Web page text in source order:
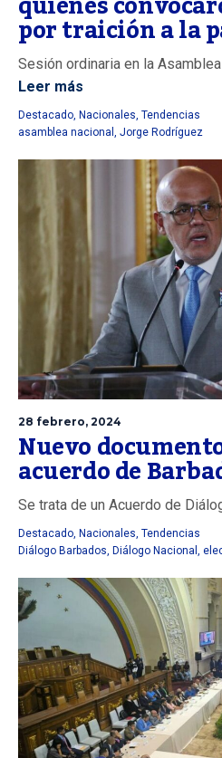
por traición a la
Sesión ordinaria en la
Leer más
Destacado, Nacionales, Tendencias
asamblea nacional , Jorge Rodríguez
28 febrero, 2024
Nuevo
acuerdo de
Se trata de un Acuerdo de
Destacado, Nacionales, Tendencias
Diálogo Barbados, Diálogo Nacional ,